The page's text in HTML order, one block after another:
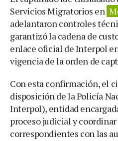
Servicios Migratorios en
adelantaron controles
garantizó la cadena de
enlace oficial de Interpol
vigencia de la orden de
Con esta confirmación, el
disposición de la Policía
Interpol), entidad
proceso judicial y
correspondientes con las